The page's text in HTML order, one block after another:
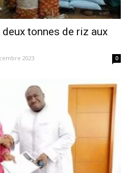
tonnes de riz aux
2023 0